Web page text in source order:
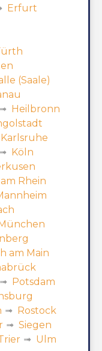
Erfurt
(Saale)
Heilbronn
Karlsruhe
Köln
Rhein
am Main
Potsdam
Rostock
Siegen
Ulm